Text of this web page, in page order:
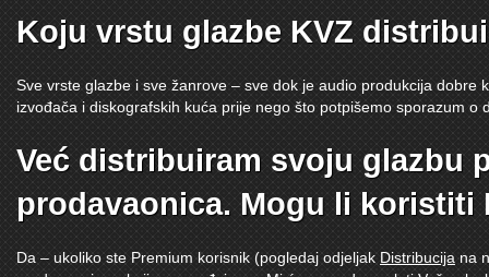
Koju vrstu glazbe KVZ
Sve vrste glazbe i sve žanrove – sve dok je audio produkcija dobre
izvođača i diskografskih kuća prije nego što potpišemo sporazum o
Već distribuiram svoju glazbu
prodavaonica. Mogu li koristiti
Da – ukoliko ste Premium korisnik (pogledaj odjeljak Distribucija na